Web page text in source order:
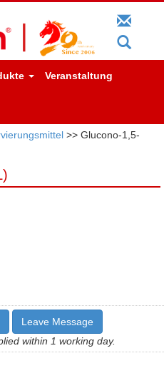
Veranstaltung
>> Glucono-1,5-
Leave Message
within 1 working day.